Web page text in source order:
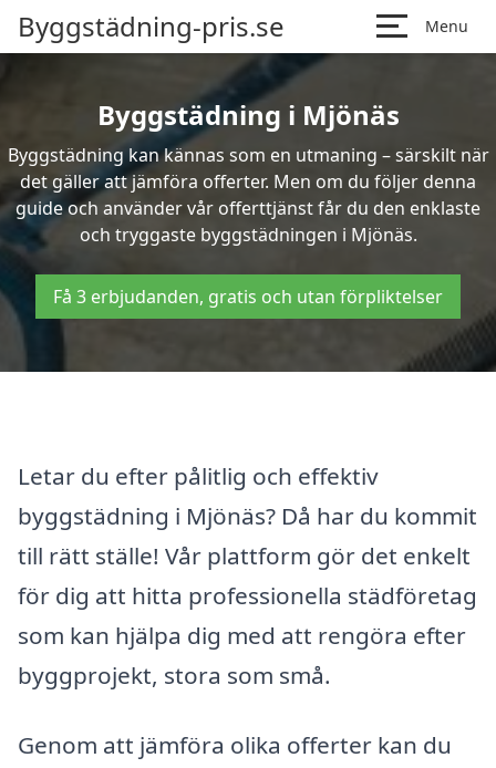
Byggstädning-pris.se Menu
Byggstädning i Mjönäs
Byggstädning kan kännas som en utmaning – särskilt när
det gäller att jämföra offerter. Men om du följer denna
guide och använder vår offerttjänst får du den enklaste
och tryggaste byggstädningen i Mjönäs.
Få 3 erbjudanden, gratis och utan förpliktelser
Letar du efter pålitlig och effektiv
byggstädning i Mjönäs? Då har du kommit
till rätt ställe! Vår plattform gör det enkelt
för dig att hitta professionella städföretag
som kan hjälpa dig med att rengöra efter
byggprojekt, stora som små.
Genom att jämföra olika offerter kan du